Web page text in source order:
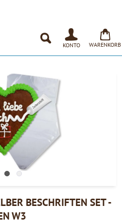
KONTO WARENKORB
BESCHRIFTEN SET -
W3